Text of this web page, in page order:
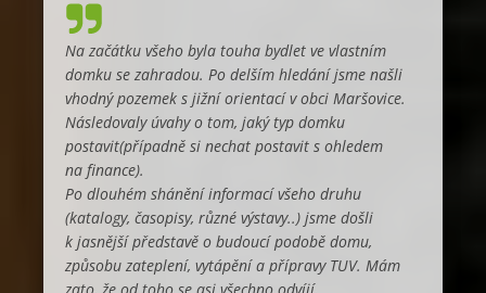
Na začátku všeho byla touha bydlet ve vlastním
domku se zahradou. Po delším hledání jsme našli
vhodný pozemek s jižní orientací v obci Maršovice.
Následovaly úvahy o tom, jaký typ domku
postavit(případně si nechat postavit s ohledem
na finance).
Po dlouhém shánění informací všeho druhu
(katalogy, časopisy, různé výstavy..) jsme došli
k jasnější představě o budoucí podobě domu,
způsobu zateplení, vytápění a přípravy TUV. Mám